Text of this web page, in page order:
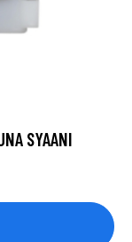
SYAANI